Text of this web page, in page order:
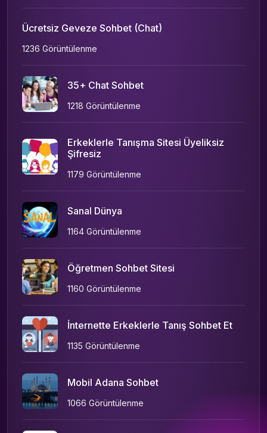
Ücretsiz Geveze Sohbet (Chat)
1236 Görüntülenme
35+ Chat Sohbet
1218 Görüntülenme
Erkeklerle Tanışma Sitesi Üyeliksiz
Şifresiz
1179 Görüntülenme
Sanal Dünya
1164 Görüntülenme
Öğretmen Sohbet Sitesi
1160 Görüntülenme
İnternette Erkeklerle Tanış Sohbet Et
1135 Görüntülenme
Mobil Adana Sohbet
1066 Görüntülenme